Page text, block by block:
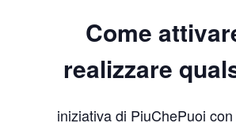
Come
realizzare
iniziativa di PiuChePuoi